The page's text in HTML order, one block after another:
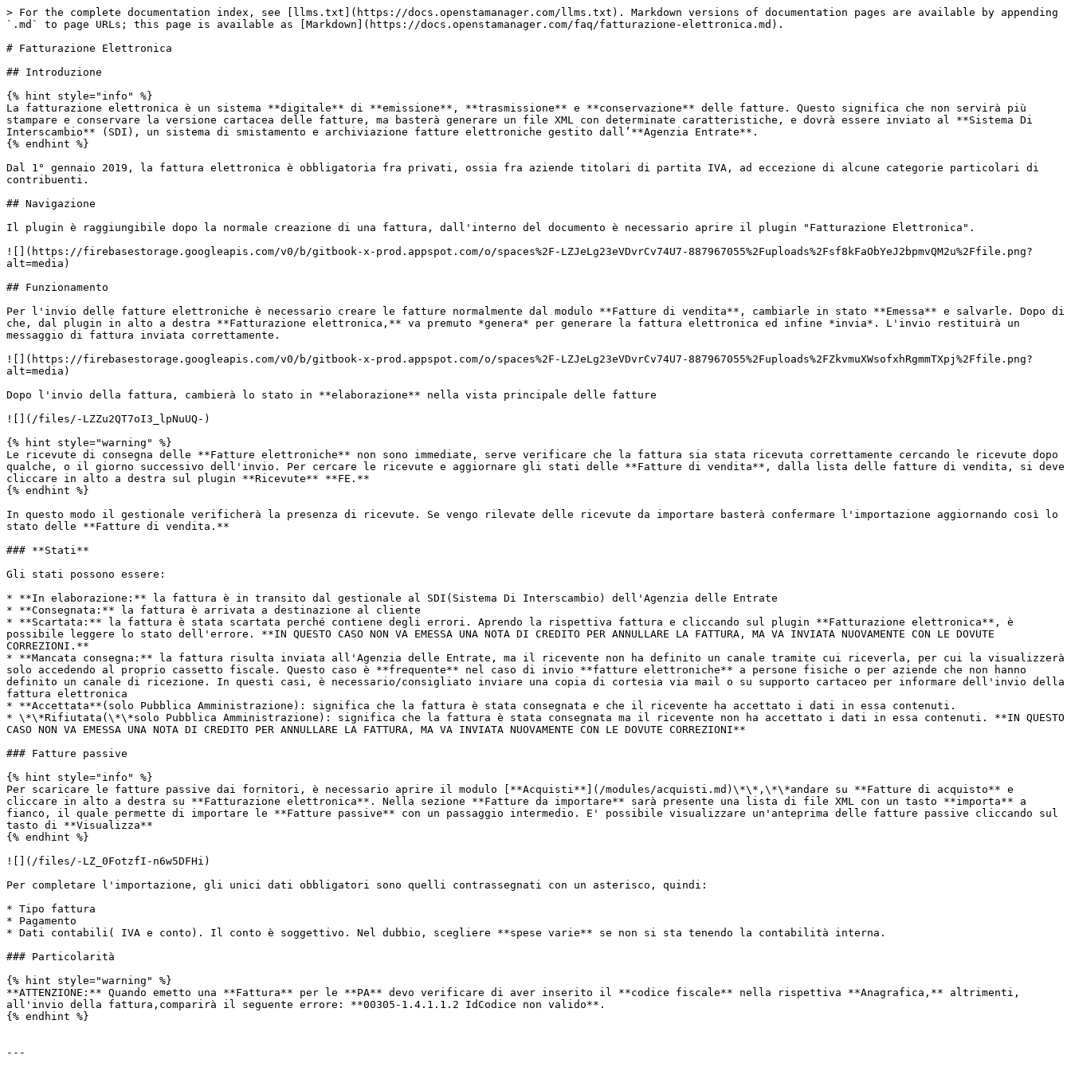
> For the complete documentation index, see [llms.txt](https://docs.openstamanager.com/llms.txt). Markdown versions of documentation pages are available by appending
`.md` to page URLs; this page is available as [Markdown](https://docs.openstamanager.com/faq/fatturazione-elettronica.md).
# Fatturazione Elettronica
## Introduzione
{% hint style="info" %}
La fatturazione elettronica è un sistema **digitale** di **emissione**, **trasmissione** e **conservazione** delle fatture. Questo significa che non servirà più
stampare e conservare la versione cartacea delle fatture, ma basterà generare un file XML con determinate caratteristiche, e dovrà essere inviato al **Sistema Di
Interscambio** (SDI), un sistema di smistamento e archiviazione fatture elettroniche gestito dall’**Agenzia Entrate**.
{% endhint %}
Dal 1° gennaio 2019, la fattura elettronica è obbligatoria fra privati, ossia fra aziende titolari di partita IVA, ad eccezione di alcune categorie particolari di
contribuenti.
## Navigazione
Il plugin è raggiungibile dopo la normale creazione di una fattura, dall'interno del documento è necessario aprire il plugin "Fatturazione Elettronica".
![](https://firebasestorage.googleapis.com/v0/b/gitbook-x-prod.appspot.com/o/spaces%2F-LZJeLg23eVDvrCv74U7-887967055%2Fuploads%2Fsf8kFaObYeJ2bpmvQM2u%2Ffile.png?
alt=media)
## Funzionamento
Per l'invio delle fatture elettroniche è necessario creare le fatture normalmente dal modulo **Fatture di vendita**, cambiarle in stato **Emessa** e salvarle. Dopo di
che, dal plugin in alto a destra **Fatturazione elettronica,** va premuto *genera* per generare la fattura elettronica ed infine *invia*. L'invio restituirà un
messaggio di fattura inviata correttamente.
![](https://firebasestorage.googleapis.com/v0/b/gitbook-x-prod.appspot.com/o/spaces%2F-LZJeLg23eVDvrCv74U7-887967055%2Fuploads%2FZkvmuXWsofxhRgmmTXpj%2Ffile.png?
alt=media)
Dopo l'invio della fattura, cambierà lo stato in **elaborazione** nella vista principale delle fatture
![](/files/-LZZu2QT7oI3_lpNuUQ-)
{% hint style="warning" %}
Le ricevute di consegna delle **Fatture elettroniche** non sono immediate, serve verificare che la fattura sia stata ricevuta correttamente cercando le ricevute dopo
qualche, o il giorno successivo dell'invio. Per cercare le ricevute e aggiornare gli stati delle **Fatture di vendita**, dalla lista delle fatture di vendita, si deve
cliccare in alto a destra sul plugin **Ricevute** **FE.**
{% endhint %}
In questo modo il gestionale verificherà la presenza di ricevute. Se vengo rilevate delle ricevute da importare basterà confermare l'importazione aggiornando così lo
stato delle **Fatture di vendita.**
### **Stati**
Gli stati possono essere:
* **In elaborazione:** la fattura è in transito dal gestionale al SDI(Sistema Di Interscambio) dell'Agenzia delle Entrate
* **Consegnata:** la fattura è arrivata a destinazione al cliente
* **Scartata:** la fattura è stata scartata perché contiene degli errori. Aprendo la rispettiva fattura e cliccando sul plugin **Fatturazione elettronica**, è
possibile leggere lo stato dell'errore. **IN QUESTO CASO NON VA EMESSA UNA NOTA DI CREDITO PER ANNULLARE LA FATTURA, MA VA INVIATA NUOVAMENTE CON LE DOVUTE
CORREZIONI.**
* **Mancata consegna:** la fattura risulta inviata all'Agenzia delle Entrate, ma il ricevente non ha definito un canale tramite cui riceverla, per cui la visualizzerà
solo accedendo al proprio cassetto fiscale. Questo caso è **frequente** nel caso di invio **fatture elettroniche** a persone fisiche o per aziende che non hanno
definito un canale di ricezione. In questi casi, è necessario/consigliato inviare una copia di cortesia via mail o su supporto cartaceo per informare dell'invio della
fattura elettronica
* **Accettata**(solo Pubblica Amministrazione): significa che la fattura è stata consegnata e che il ricevente ha accettato i dati in essa contenuti.
* \*\*Rifiutata(\*\*solo Pubblica Amministrazione): significa che la fattura è stata consegnata ma il ricevente non ha accettato i dati in essa contenuti. **IN QUESTO
CASO NON VA EMESSA UNA NOTA DI CREDITO PER ANNULLARE LA FATTURA, MA VA INVIATA NUOVAMENTE CON LE DOVUTE CORREZIONI**
### Fatture passive
{% hint style="info" %}
Per scaricare le fatture passive dai fornitori, è necessario aprire il modulo [**Acquisti**](/modules/acquisti.md)\*\*,\*\*andare su **Fatture di acquisto** e
cliccare in alto a destra su **Fatturazione elettronica**. Nella sezione **Fatture da importare** sarà presente una lista di file XML con un tasto **importa** a
fianco, il quale permette di importare le **Fatture passive** con un passaggio intermedio. E' possibile visualizzare un'anteprima delle fatture passive cliccando sul
tasto di **Visualizza**
{% endhint %}
![](/files/-LZ_0FotzfI-n6w5DFHi)
Per completare l'importazione, gli unici dati obbligatori sono quelli contrassegnati con un asterisco, quindi:
* Tipo fattura
* Pagamento
* Dati contabili( IVA e conto). Il conto è soggettivo. Nel dubbio, scegliere **spese varie** se non si sta tenendo la contabilità interna.
### Particolarità
{% hint style="warning" %}
**ATTENZIONE:** Quando emetto una **Fattura** per le **PA** devo verificare di aver inserito il **codice fiscale** nella rispettiva **Anagrafica,** altrimenti,
all'invio della fattura,comparirà il seguente errore: **00305-1.4.1.1.2 IdCodice non valido**.
{% endhint %}
---